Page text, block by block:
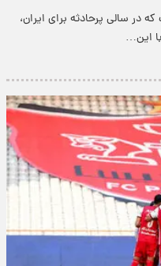
در سالی پرحادثه برای ایران،
این…